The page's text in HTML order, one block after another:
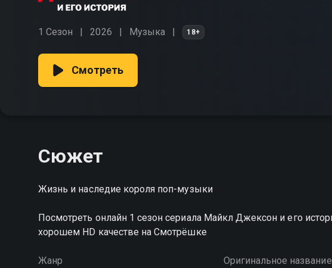
1 Сезон 2026 Музыка 18+
Смотреть
Сюжет
Жизнь и наследие короля поп-музыки
Посмотреть онлайн 1 сезон сериала Майкл Джексон и его
хорошем HD качестве на Смотрёшке
Жанр Оригинальное название